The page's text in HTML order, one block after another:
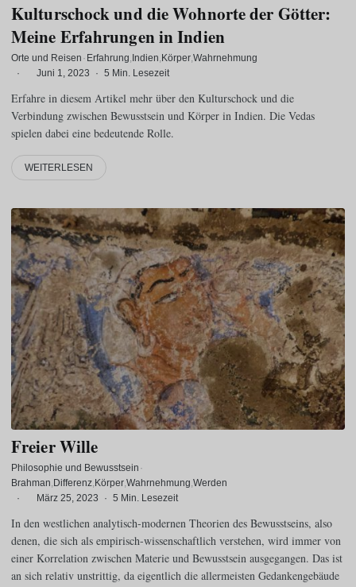
Kulturschock und die Wohnorte der Götter:
Meine Erfahrungen in Indien
Orte und Reisen · Erfahrung Indien Körper Wahrnehmung
·
Juni 1, 2023 · 5 Min. Lesezeit
Erfahre in diesem Artikel mehr über den Kulturschock und die
Verbindung zwischen Bewusstsein und Körper in Indien. Die Vedas
spielen dabei eine bedeutende Rolle.
WEITERLESEN
Freier Wille
Philosophie und Bewusstsein ·
Brahman Differenz Körper Wahrnehmung Werden
·
März 25, 2023 · 5 Min. Lesezeit
In den westlichen analytisch-modernen Theorien des Bewusstseins, also
denen, die sich als empirisch-wissenschaftlich verstehen, wird immer von
einer Korrelation zwischen Materie und Bewusstsein ausgegangen. Das ist
an sich relativ unstrittig, da eigentlich die allermeisten Gedankengebäude